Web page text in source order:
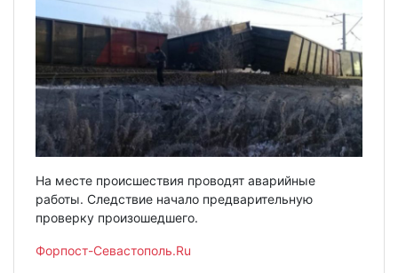
На месте происшествия проводят аварийные
работы. Следствие начало предварительную
проверку произошедшего.
Форпост-Севастополь.Ru